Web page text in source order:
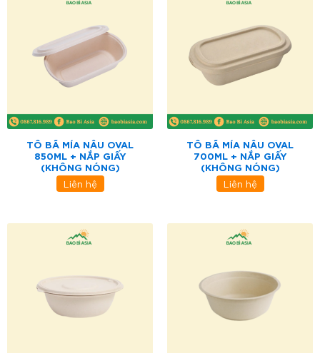
TÔ BÃ MÍA NÂU OVAL
850ML + NẮP GIẤY
(KHÔNG NÓNG)
Liên hệ
TÔ BÃ MÍA NÂU OVAL
700ML + NẮP GIẤY
(KHÔNG NÓNG)
Liên hệ